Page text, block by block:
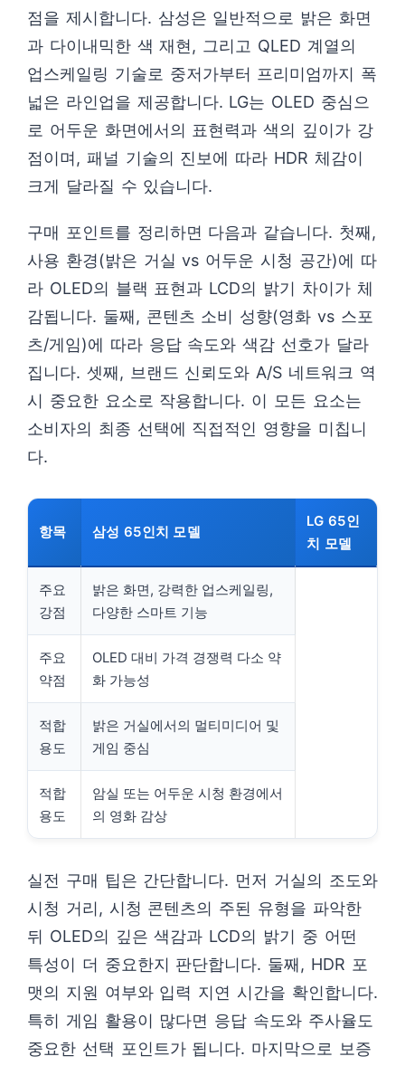
점을 제시합니다. 삼성은 일반적으로 밝은 화면
과 다이내믹한 색 재현, 그리고 QLED 계열의
업스케일링 기술로 중저가부터 프리미엄까지 폭
넓은 라인업을 제공합니다. LG는 OLED 중심으
로 어두운 화면에서의 표현력과 색의 깊이가 강
점이며, 패널 기술의 진보에 따라 HDR 체감이
크게 달라질 수 있습니다.
구매 포인트를 정리하면 다음과 같습니다. 첫째,
사용 환경(밝은 거실 vs 어두운 시청 공간)에 따
라 OLED의 블랙 표현과 LCD의 밝기 차이가 체
감됩니다. 둘째, 콘텐츠 소비 성향(영화 vs 스포
츠/게임)에 따라 응답 속도와 색감 선호가 달라
집니다. 셋째, 브랜드 신뢰도와 A/S 네트워크 역
시 중요한 요소로 작용합니다. 이 모든 요소는
소비자의 최종 선택에 직접적인 영향을 미칩니
다.
항목 삼성 65인치 모델
LG 65인
치 모델
주요
강점
밝은 화면, 강력한 업스케일링,
다양한 스마트 기능
주요
약점
OLED 대비 가격 경쟁력 다소 약
화 가능성
적합
용도
밝은 거실에서의 멀티미디어 및
게임 중심
적합
용도
암실 또는 어두운 시청 환경에서
의 영화 감상
실전 구매 팁은 간단합니다. 먼저 거실의 조도와
시청 거리, 시청 콘텐츠의 주된 유형을 파악한
뒤 OLED의 깊은 색감과 LCD의 밝기 중 어떤
특성이 더 중요한지 판단합니다. 둘째, HDR 포
맷의 지원 여부와 입력 지연 시간을 확인합니다.
특히 게임 활용이 많다면 응답 속도와 주사율도
중요한 선택 포인트가 됩니다. 마지막으로 보증